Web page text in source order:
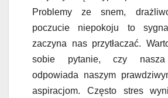
Problemy ze snem,
poczucie niepokoju to
zaczyna nas przytłaczać.
sobie pytanie, czy nasza
odpowiada naszym
aspiracjom. Często stres